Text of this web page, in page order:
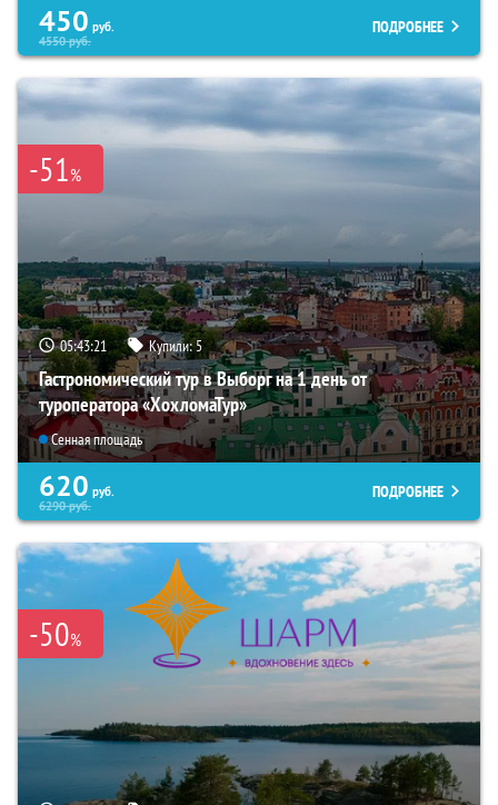
450 руб.
4550руб.
ПОДРОБНЕЕ
-51%
05:43:19 Купили:5
Гастрономический тур в Выборг на 1 день от
туроператора «ХохломаТур»
Сенная площадь
620 руб.
6290руб.
ПОДРОБНЕЕ
-50%